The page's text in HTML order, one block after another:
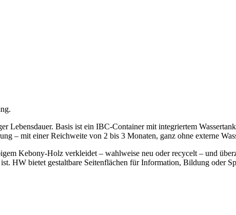
Basis ist ein IBC-Container mit integriertem
– mit einer Reichweite von 2 bis 3 Monaten, ganz ohne externe
Kebony-Holz verkleidet – wahlweise neu oder recycelt – und
HW bietet gestaltbare Seitenflächen für Information, Bildung oder